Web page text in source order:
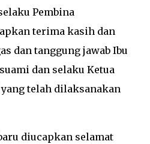
Pembina
terima kasih dan
dan tanggung jawab Ibu
dan selaku Ketua
telah dilaksanakan
diucapkan selamat